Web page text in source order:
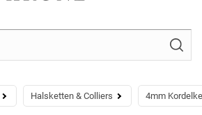
Halsketten & Colliers 4mm